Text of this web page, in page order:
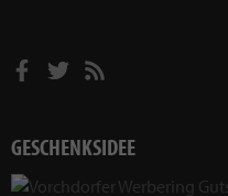
GESCHENKSIDEE